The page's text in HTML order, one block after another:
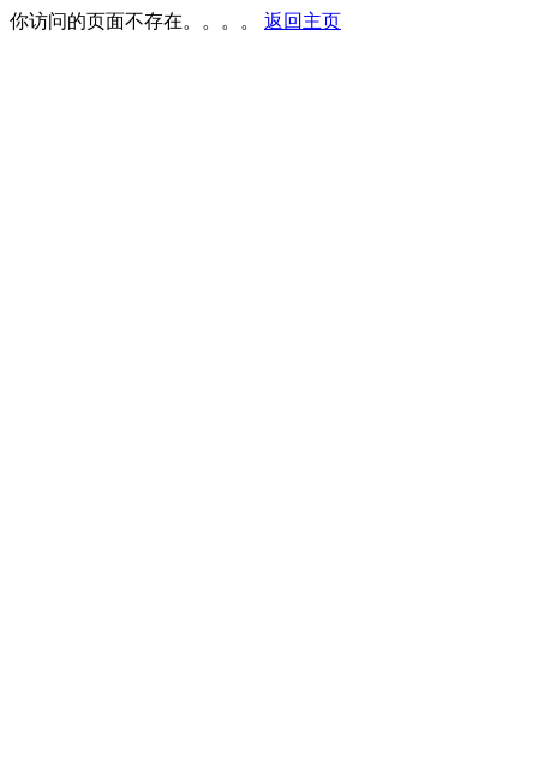
你访问的页面不存在。。。。 返回主页